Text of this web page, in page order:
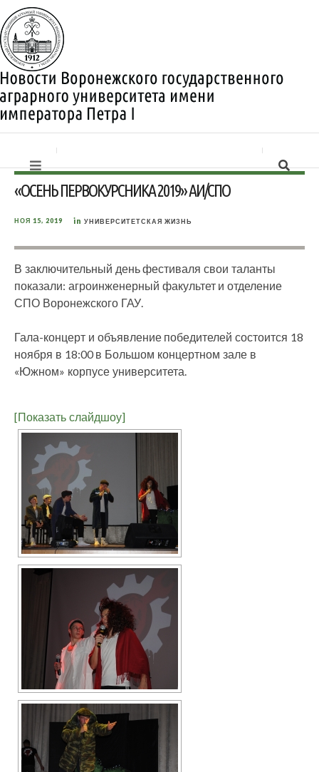
«ОСЕНЬ ПЕРВОКУРСНИКА 2019» АИ/СПО
НОЯ 15, 2019 in УНИВЕРСИТЕТСКАЯ ЖИЗНЬ
В заключительный день фестиваля свои таланты
показали: агроинженерный факультет и отделение
СПО Воронежского ГАУ.
Гала-концерт и объявление победителей состоится 18
ноября в 18:00 в Большом концертном зале в
«Южном» корпусе университета.
[Показать слайдшоу]